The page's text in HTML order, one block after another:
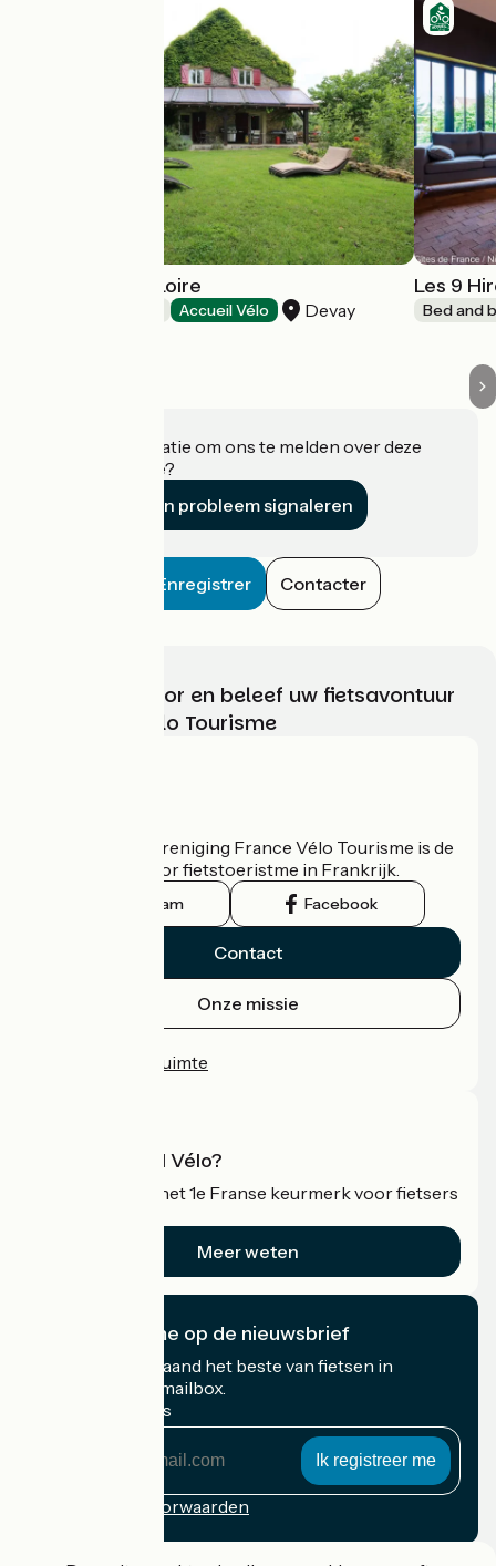
La Chaume en Loire
Accueil Vélo Devay
Les 9
Bed and
Heeft u informatie om ons te melden over deze
accommodatie?
Een probleem signaleren
Enregistrer Contacter
Kies, bereid voor en beleef uw fietsavontuur
met France Vélo Tourisme
De nationale vereniging France Vélo Tourisme is de
officiële gids voor fietstoeristme in Frankrijk.
Instagram Facebook
Contact
Onze missie
Professionele ruimte
Wat is Accueil Vélo?
Accueil Vélo is het 1e Franse keurmerk voor fietsers
Meer weten
Ik abonneer me op de nieuwsbrief
Ontvang elke maand het beste van fietsen in
Frankrijk in uw mailbox.
Mijn e-mailadres
Inschrijvingsvoorwaarden